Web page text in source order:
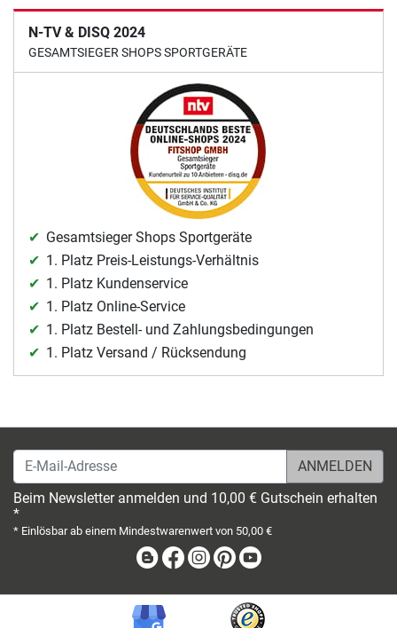
N-TV & DISQ 2024
GESAMTSIEGER SHOPS SPORTGERÄTE
Gesamtsieger Shops Sportgeräte
1. Platz Preis-Leistungs-Verhältnis
1. Platz Kundenservice
1. Platz Online-Service
1. Platz Bestell- und Zahlungsbedingungen
1. Platz Versand / Rücksendung
E-Mail-Adresse
Beim Newsletter anmelden und 10,00 € Gutschein erhalten
*
* Einlösbar ab einem Mindestwarenwert von 50,00 €
BlogFacebook
Instagram
Pinterest